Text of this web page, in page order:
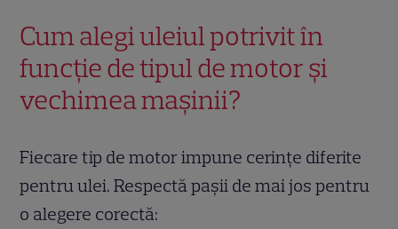
Cum alegi uleiul potrivit în
funcție de tipul de motor și
vechimea mașinii?
Fiecare tip de motor impune cerințe diferite
pentru ulei. Respectă pașii de mai jos pentru
o alegere corectă: